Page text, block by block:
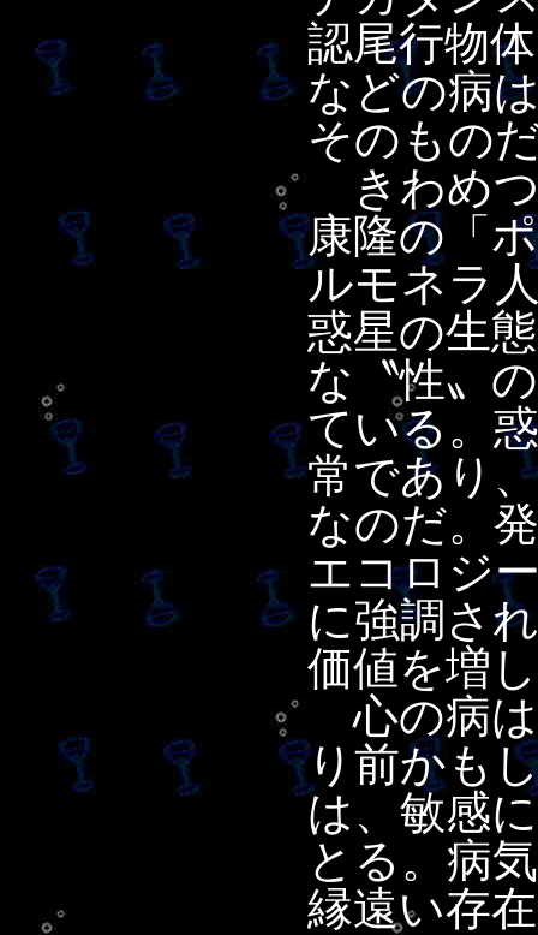
認尾行物
などの病
そのもの
きわめ
康隆の「
ルモネラ
惑星の生
な〝性〟
ている。
常であり
なのだ。
エコロジ
に強調さ
価値を増
心の病
り前かも
は、敏感
とる。病
縁遠い存